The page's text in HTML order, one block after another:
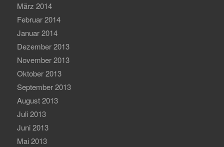
März 2014
Februar 2014
Januar 2014
Dezember 2013
November 2013
Oktober 2013
September 2013
August 2013
Juli 2013
Juni 2013
Mai 2013